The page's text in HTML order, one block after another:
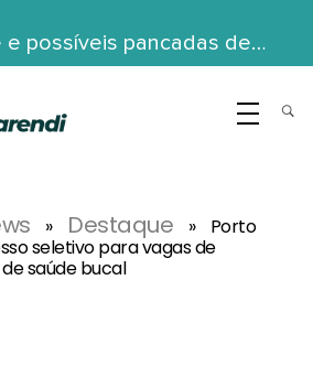
e possíveis pancadas de…
» Destaque »
Porto
seletivo para vagas de
saúde bucal